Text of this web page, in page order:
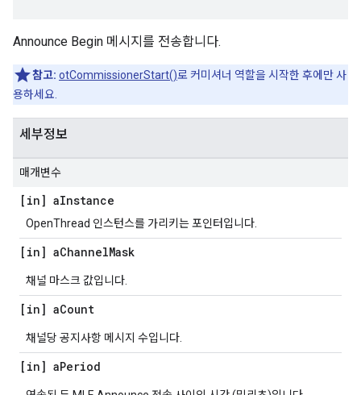
Announce Begin 메시지를 전송합니다.
참고: otCommissionerStart()로 커미셔너 역할을 시작한 후에만 사
용하세요.
세부정보
매개변수
[in] aInstance
OpenThread 인스턴스를 가리키는 포인터입니다.
[in] aChannelMask
채널 마스크 값입니다.
[in] aCount
채널당 공지사항 메시지 수입니다.
[in] aPeriod